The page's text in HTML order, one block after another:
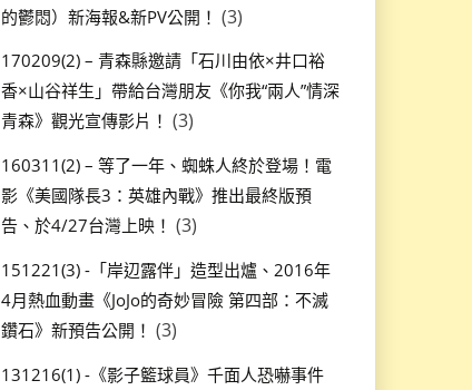
的鬱悶）新海報&新PV公開！ (3)
170209(2) – 青森縣邀請「石川由依×井口裕
香×山谷祥生」帶給台灣朋友《你我“兩人”情深
青森》觀光宣傳影片！ (3)
160311(2) – 等了一年、蜘蛛人終於登場！電
影《美國隊長3：英雄內戰》推出最終版預
告、於4/27台灣上映！ (3)
151221(3) -「岸辺露伴」造型出爐、2016年
4月熱血動畫《JoJo的奇妙冒險 第四部：不滅
鑽石》新預告公開！ (3)
131216(1) -《影子籃球員》千面人恐嚇事件